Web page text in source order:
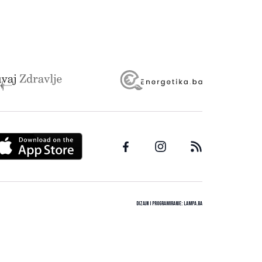
Dizajn i programiranje:Lampa.ba